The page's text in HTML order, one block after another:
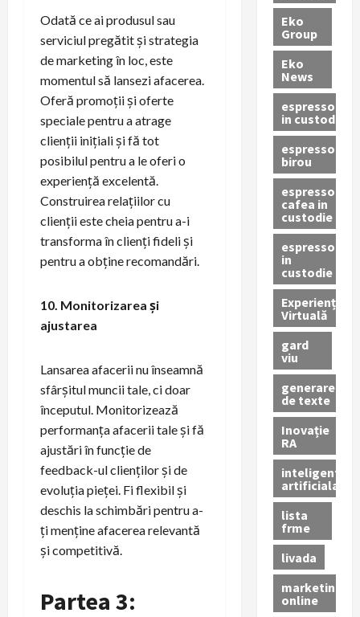
Odată ce ai produsul sau
serviciul pregătit și strategia
de marketing în loc, este
momentul să lansezi afacerea.
Oferă promoții și oferte
speciale pentru a atrage
clienții inițiali și fă tot
posibilul pentru a le oferi o
experiență excelentă.
Construirea relațiilor cu
clienții este cheia pentru a-i
transforma în clienți fideli și
pentru a obține recomandări.
10. Monitorizarea și
ajustarea
Lansarea afacerii nu înseamnă
sfârșitul muncii tale, ci doar
începutul. Monitorizează
performanța afacerii tale și fă
ajustări în funcție de
feedback-ul clienților și de
evoluția pieței. Fi flexibil și
deschis la schimbări pentru a-
ți menține afacerea relevantă
și competitivă.
Partea 3:
Eko
Group
Eko
News
espressoare
in custodie
espressor
birou
espressor
cafea in
custodie
espressor
in
custodie
Experiență
Virtuală
gard
viu
generare
de texte
Inovație
RA
inteligenta
artificiala
lista
frme
livada
marketing
online